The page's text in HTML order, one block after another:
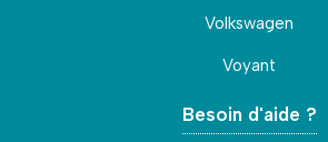
Volkswagen
Voyant
Besoin d'aide ?